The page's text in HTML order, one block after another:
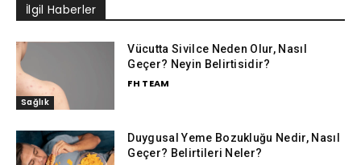
İlgil Haberler
Sağlık
Vücutta Sivilce Neden Olur, Nasıl
Geçer? Neyin Belirtisidir?
FH TEAM
Duygusal Yeme Bozukluğu Nedir, Nasıl
Geçer? Belirtileri Neler?